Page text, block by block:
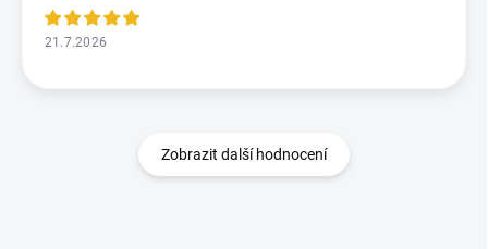
21.7.2026
Zobrazit další hodnocení